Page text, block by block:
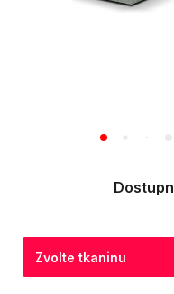
Zvolte tkaninu